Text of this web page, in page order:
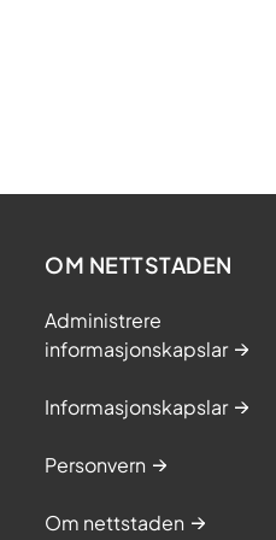
OM NETTSTADEN
Administrere
informasjonskapslar
Informasjonskapslar
Personvern
Om nettstaden